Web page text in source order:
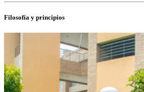
Filosofía y principios